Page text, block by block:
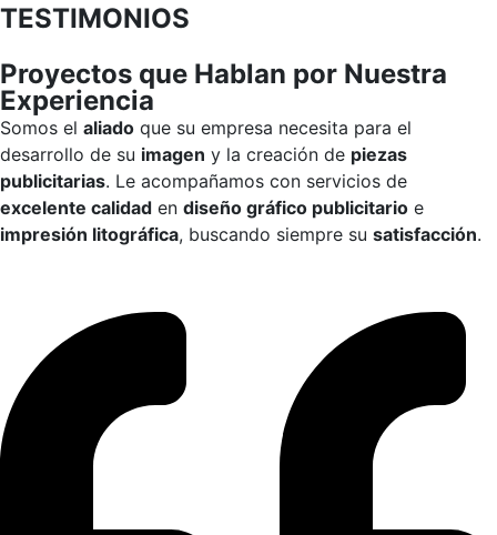
TESTIMONIOS
Proyectos que Hablan por Nuestra
Experiencia
Somos el aliado que su empresa necesita para el
desarrollo de su imagen y la creación de piezas
publicitarias. Le acompañamos con servicios de
excelente calidad en diseño gráfico publicitario e
impresión litográfica, buscando siempre su satisfacción.